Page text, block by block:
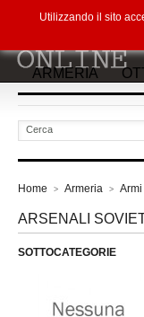
ARMERIA
Home > Armeria >
ARSENALI
SOTTOCATEGORIE
Utilizzando il sito